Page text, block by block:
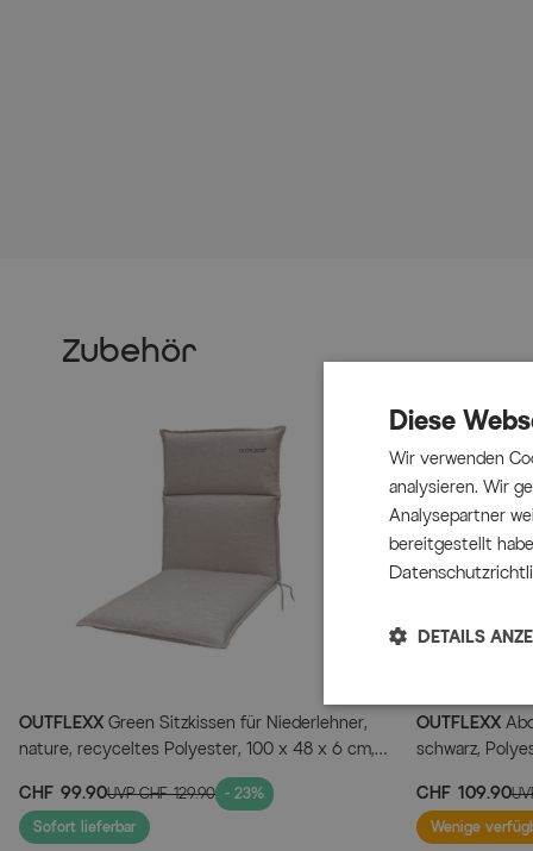
Zubehör
OUTFLEXX Green Sitzkissen für Niederlehner,
nature, recyceltes Polyester, 100 x 48 x 6 cm,
strapazierfähig, witterungsbeständig, nachhaltig
CHF 99.90UVPCHF 129.90 - 23%
Sofort lieferbar
OUTFLEXX
schwarz,
75 x 105 x 88/
CHF 109.90
Wenige
Diese
Wir verwenden
analysieren. Wir
Analysepartner
bereitgestellt
DETAILS